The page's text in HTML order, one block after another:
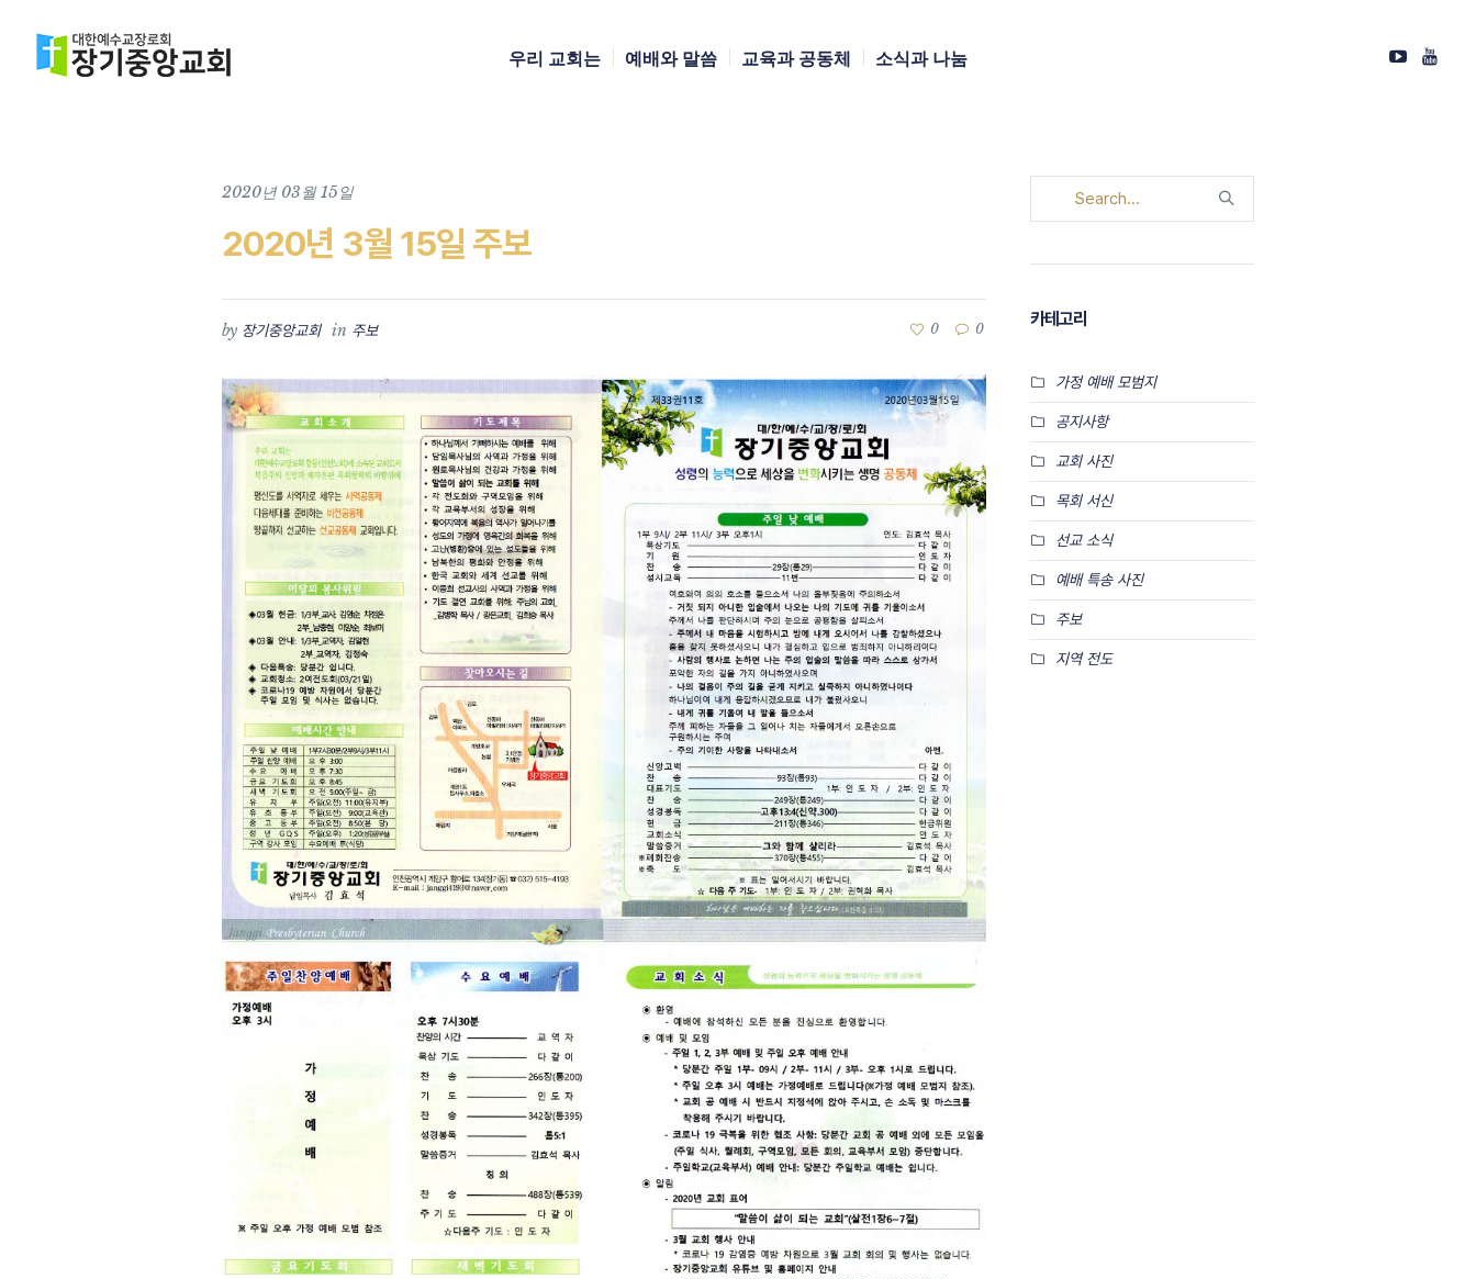
우리 교회는 예배와 말씀 교육과 공동체 소식과 나눔
2020년 03월 15일
2020년 3월 15일 주보
by 장기중앙교회 in 주보 0 0 카테고리
가정 예배 모범지
공지사항
교회 사진
목회 서신
선교 소식
예배 특송 사진
주보
지역 전도